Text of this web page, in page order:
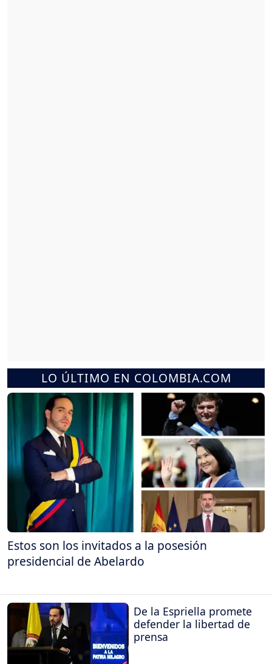
LO ÚLTIMO EN COLOMBIA.COM
Estos son los invitados a la posesión
presidencial de Abelardo
De la Espriella promete
defender la libertad de
prensa